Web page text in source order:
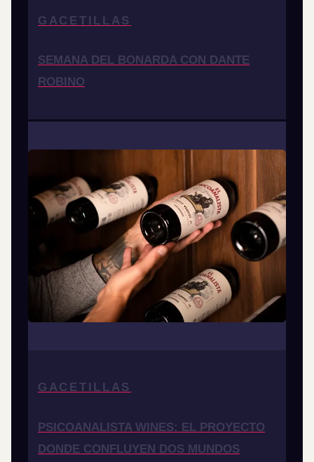
GACETILLAS
SEMANA DEL BONARDA CON DANTE
ROBINO
GACETILLAS
PSICOANALISTA WINES: EL PROYECTO
DONDE CONFLUYEN DOS MUNDOS